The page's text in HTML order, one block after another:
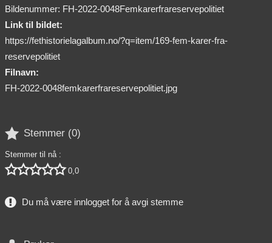
Bildenummer: FH-2022-0048Femkarerfrareservepolitiet
Link til bildet:
https://fethistorielagalbum.no/?q=item/169-fem-karer-fra-
reservepolitiet
Filnavn:
FH-2022-0048femkarerfrareservepolitiet.jpg
 Stemmer (0)
Stemmer til nå :
 0,0
Du må være innlogget for å avgi stemme